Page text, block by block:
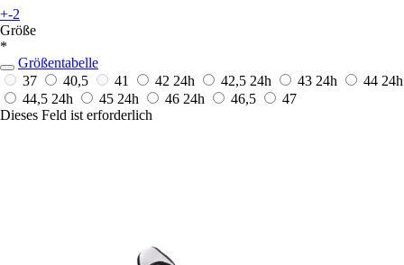
+-2
Größe
*
Größentabelle
37
40,5 41 42 24h 42,5 24h 43 24h 44 24h
44,5 24h 45 24h 46 24h 46,5
47
Dieses Feld ist erforderlich